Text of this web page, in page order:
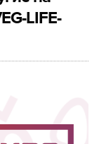
LIFE-